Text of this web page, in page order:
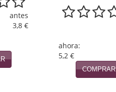
antes
3,8 €
ahora:
5,2 €
COMPRAR